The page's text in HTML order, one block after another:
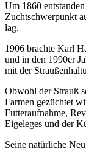
Um 1860
Zuchtschwerpunkt
lag.
1906 brachte Karl
und in den 1990er
mit der
Obwohl der Strauß
Farmen gezüchtet
Futteraufnahme,
Eigeleges und der
Seine natürliche